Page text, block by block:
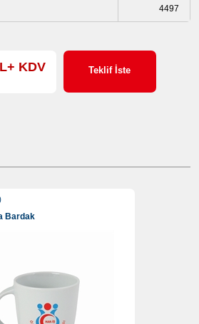
4497
KDV Teklif İste
Bardak